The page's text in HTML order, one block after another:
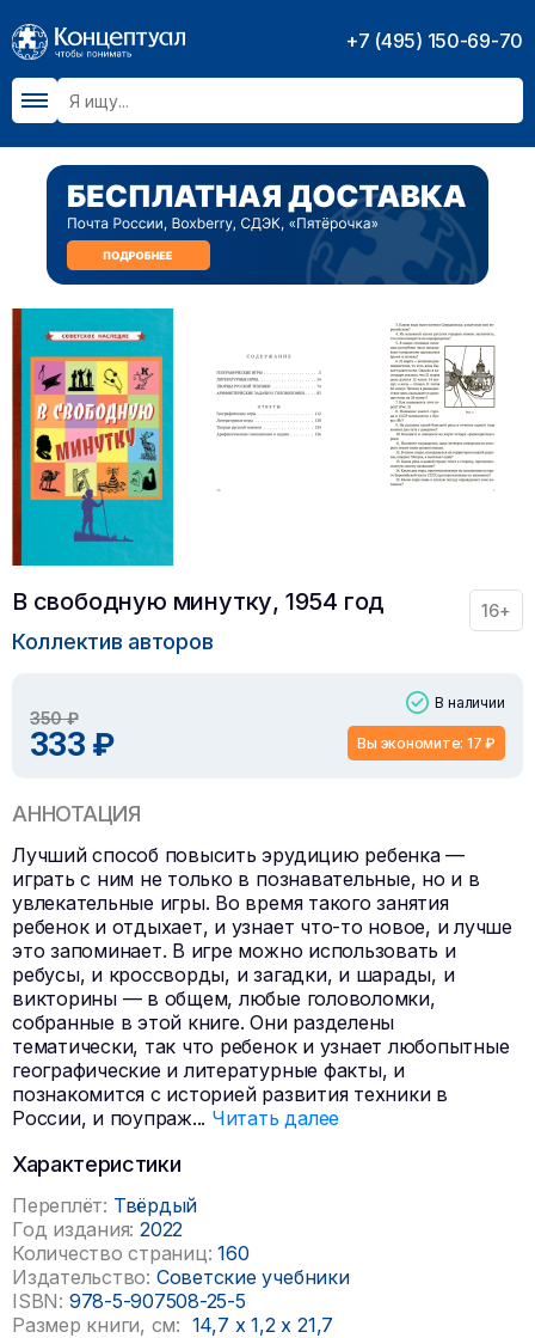
+7 (495) 150-69-70
В свободную минутку, 1954 год 16+
Коллектив авторов
350 ₽
333 ₽
В наличии
Вы экономите: 17 ₽
АННОТАЦИЯ
Лучший способ повысить эрудицию ребенка —
играть с ним не только в познавательные, но и в
увлекательные игры. Во время такого занятия
ребенок и отдыхает, и узнает что-то новое, и лучше
это запоминает. В игре можно использовать и
ребусы, и кроссворды, и загадки, и шарады, и
викторины — в общем, любые головоломки,
собранные в этой книге. Они разделены
тематически, так что ребенок и узнает любопытные
географические и литературные факты, и
познакомится с историей развития техники в
России, и поупраж... Читать далее
Характеристики
Переплёт: Твёрдый
Год издания: 2022
Количество страниц: 160
Издательство: Советские учебники
ISBN: 978-5-907508-25-5
Размер книги, см: 14,7 x 1,2 x 21,7